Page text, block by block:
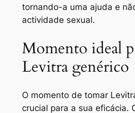
tornando-a uma ajuda e
actividade sexual.
Momento ideal
Levitra genérico
O momento de tomar
crucial para a sua eficácia.